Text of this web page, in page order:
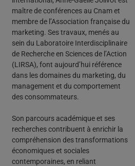
maître de conférences au Cnam et
membre de l’Association française du
marketing. Ses travaux, menés au
sein du Laboratoire Interdisciplinaire
de Recherche en Sciences de l’Action
(LIRSA), font aujourd’hui référence
dans les domaines du marketing, du
management et du comportement
des consommateurs.
Son parcours académique et ses
recherches contribuent à enrichir la
compréhension des transformations
économiques et sociales
contemporaines, en reliant